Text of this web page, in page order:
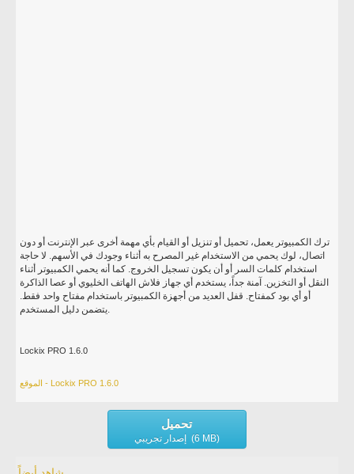
ترك الكمبيوتر يعمل، تحميل أو تنزيل أو القيام بأي مهمة أخرى عبر الإنترنت أو دون
اتصال، لوك يحمي من الاستخدام غير المصرح به أثناء وجودك في الأسهم. لا حاجة
استخدام كلمات السر أو أن يكون تسجيل الخروج. كما أنه يحمي الكمبيوتر أثناء
النقل أو التخزين. آمنة جداً، يستخدم أي جهاز فلاش الهاتف الخليوي أو عصا الذاكرة
أو أي بود كمفتاح. قفل العديد من أجهزة الكمبيوتر باستخدام مفتاح واحد فقط.
يتضمن دليل المستخدم.
Lockix PRO 1.6.0
الموقع - Lockix PRO 1.6.0
تحميل
إصدار تجريبي (6 MB)